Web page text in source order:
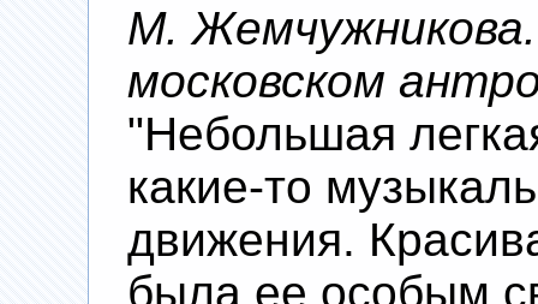
М.
московском
"Небольшая
какие-то
движения.
была ее особым